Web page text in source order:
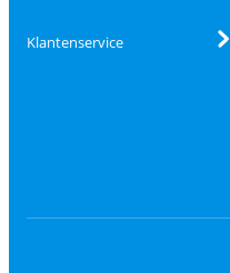
Klantenservice